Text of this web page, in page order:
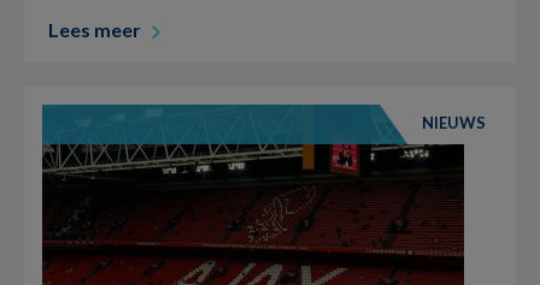
Lees meer
NIEUWS